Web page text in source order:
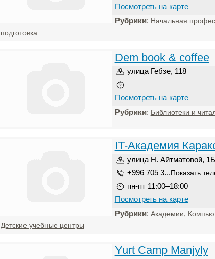
Посмотреть на карте
Рубрики: Начальная
подготовка
Dem book & coffee
улица Гебзе, 118
Посмотреть на карте
Рубрики: Библиотеки и
IT-Академия
улица Н. Айтматовой, 1Б
+996 705 3... Показать
пн-пт 11:00–18:00
Посмотреть на карте
Рубрики: Академии,
Детские учебные центры
Yurt Camp Manjyly